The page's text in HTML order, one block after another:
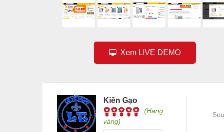
Xem LIVE DEMO
Kiến Gạo
(Hạng
vàng)